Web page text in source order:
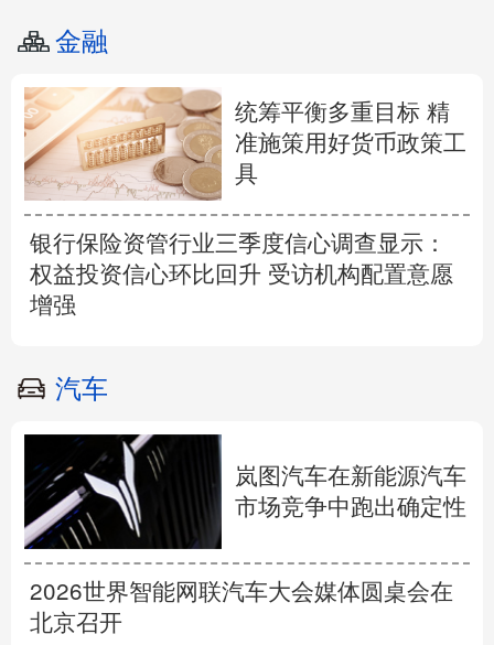
金融
统筹平衡多重目标 精
准施策用好货币政策工
具
银行保险资管行业三季度信心调查显示：
权益投资信心环比回升 受访机构配置意愿
增强
汽车
岚图汽车在新能源汽车
市场竞争中跑出确定性
2026世界智能网联汽车大会媒体圆桌会在
北京召开